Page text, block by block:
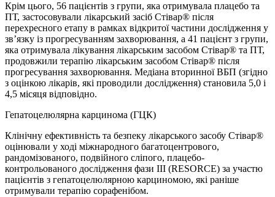
Крім цього, 56 пацієнтів з групи, яка отримувала плацебо та
ПТ, застосовували лікарський засіб Стівар® після
перехресного етапу в рамках відкритої частини дослідження у
зв’язку із прогресуванням захворювання, а 41 пацієнт з групи,
яка отримувала лікування лікарським засобом Стівар® та ПТ,
продовжили терапію лікарським засобом Стівар® після
прогресування захворювання. Медіана вторинної ВБП (згідно
з оцінкою лікарів, які проводили дослідження) становила 5,0 і
4,5 місяця відповідно.
Гепатоцелюлярна карцинома (ГЦК)
Клінічну ефективність та безпеку лікарського засобу Стівар®
оцінювали у ході міжнародного багатоцентрового,
рандомізованого, подвійного сліпого, плацебо-
контрольованого дослідження фази ІІІ (RESORCE) за участю
пацієнтів з гепатоцелюлярною карциномою, які раніше
отримували терапію сорафенібом.